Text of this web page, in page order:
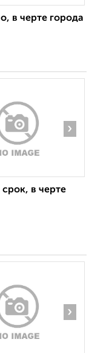
в черте города
›
в черте
›